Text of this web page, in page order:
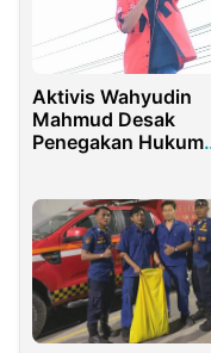
Aktivis Wahyudin
Mahmud Desak
Penegakan Hukum
Terkait Dugaan PETI